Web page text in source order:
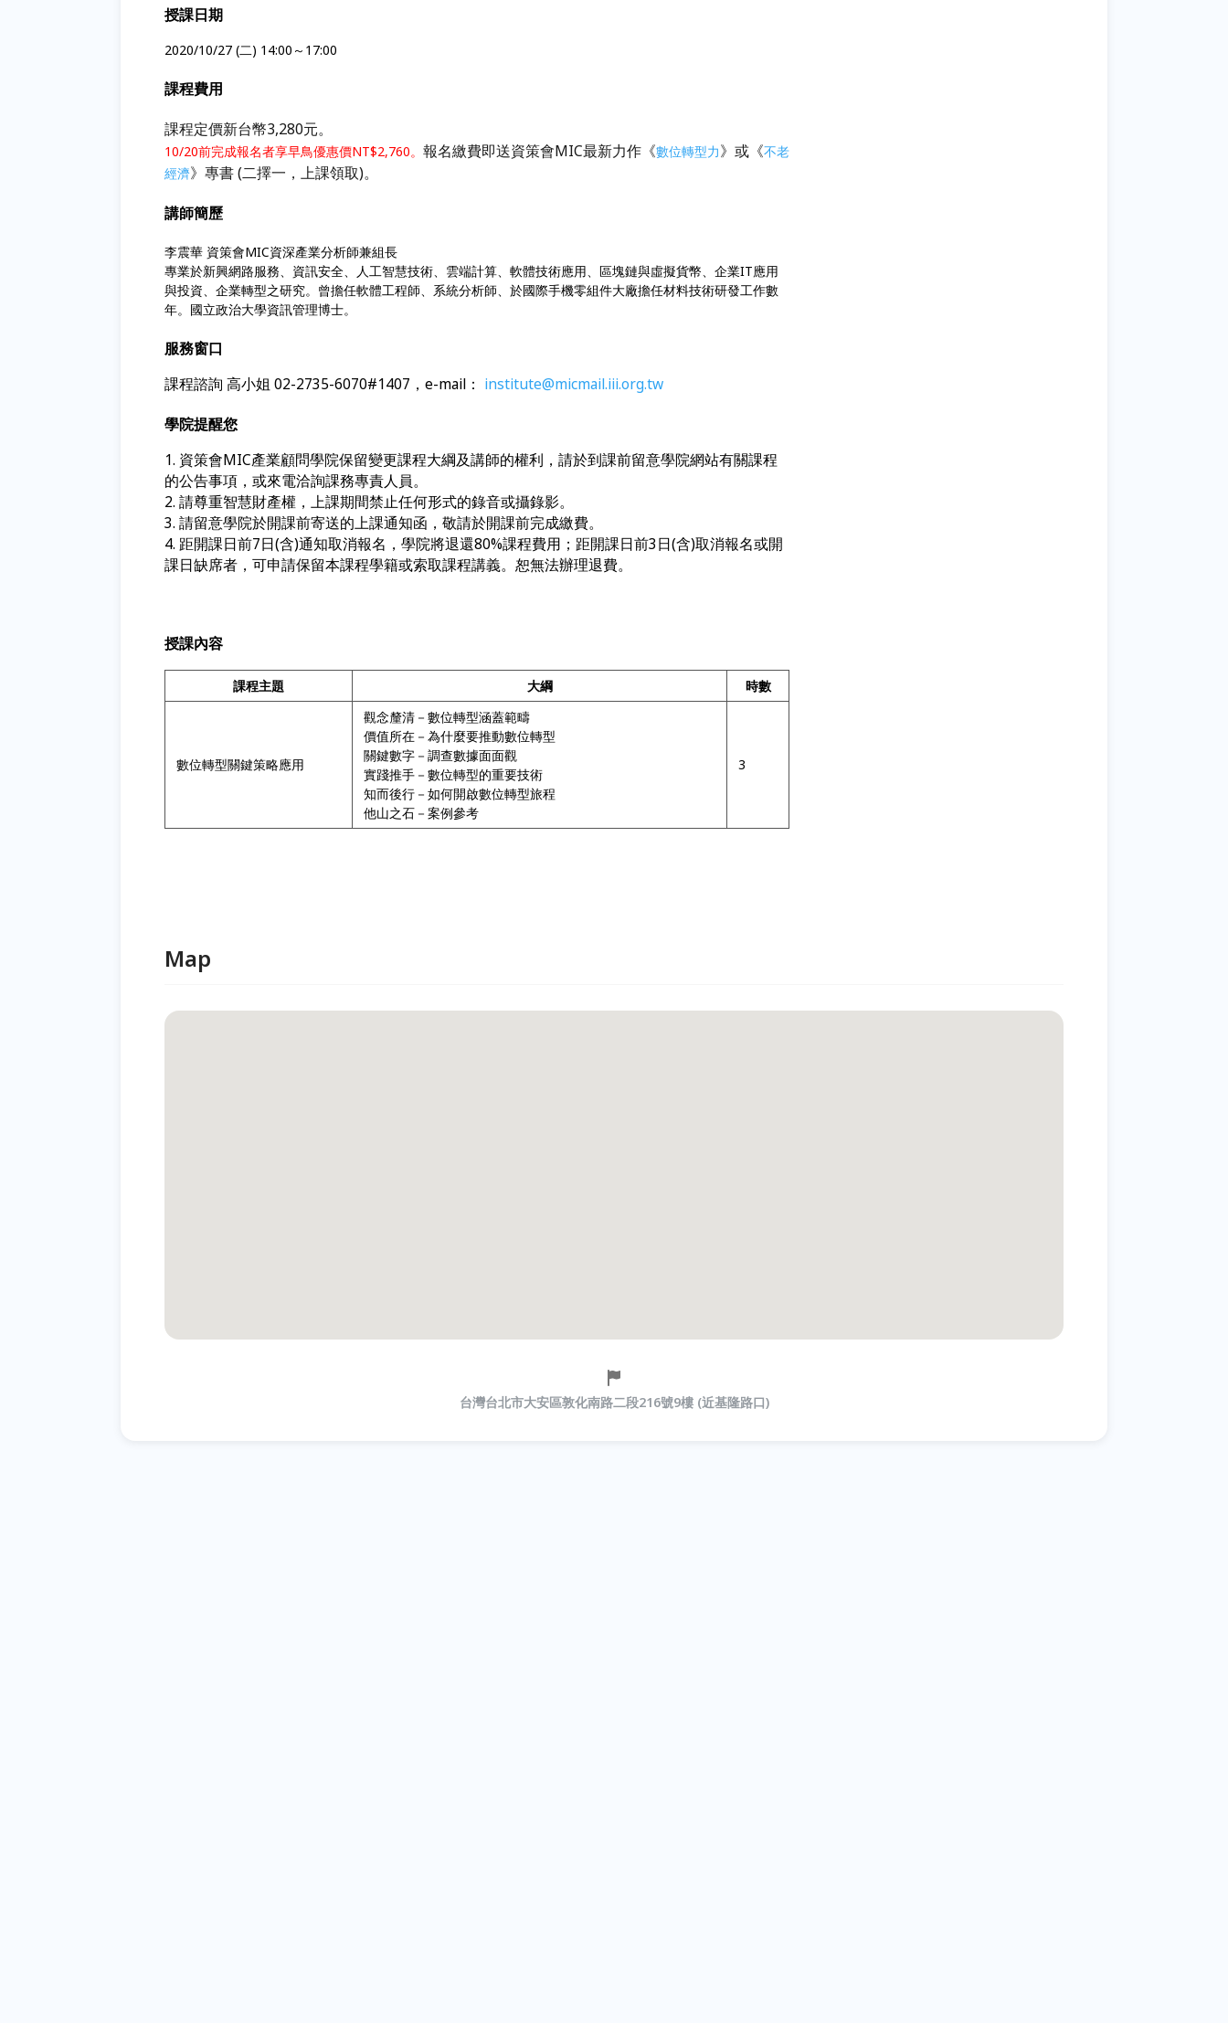
授課日期
2020/10/27 (二) 14:00～17:00
課程費用
課程定價新台幣3,280元。
10/20前完成報名者享早鳥優惠價NT$2,760。 報名繳費即送資策會MIC最新力作《數位轉型力》或《不老
經濟》專書 (二擇一，上課領取)。
講師簡歷
李震華 資策會MIC資深產業分析師兼組長
專業於新興網路服務、資訊安全、人工智慧技術、雲端計算、軟體技術應用、區塊鏈與虛擬貨幣、企業IT應用
與投資、企業轉型之研究。曾擔任軟體工程師、系統分析師、於國際手機零組件大廠擔任材料技術研發工作數
年。國立政治大學資訊管理博士。
服務窗口
課程諮詢 高小姐 02-2735-6070#1407，e-mail： institute@micmail.iii.org.tw
學院提醒您
1. 資策會MIC產業顧問學院保留變更課程大綱及講師的權利，請於到課前留意學院網站有關課程
的公告事項，或來電洽詢課務專責人員。
2. 請尊重智慧財產權，上課期間禁止任何形式的錄音或攝錄影。
3. 請留意學院於開課前寄送的上課通知函，敬請於開課前完成繳費。
4. 距開課日前7日(含)通知取消報名，學院將退還80%課程費用；距開課日前3日(含)取消報名或開
課日缺席者，可申請保留本課程學籍或索取課程講義。恕無法辦理退費。
授課內容
課程主題 大綱 時數
數位轉型關鍵策略應用
觀念釐清－數位轉型涵蓋範疇
價值所在－為什麼要推動數位轉型
關鍵數字－調查數據面面觀
實踐推手－數位轉型的重要技術
知而後行－如何開啟數位轉型旅程
他山之石－案例參考
3
Map
台灣台北市大安區敦化南路二段216號9樓 (近基隆路口)